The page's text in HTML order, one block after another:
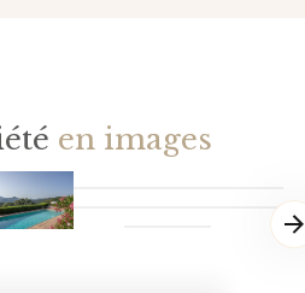
en images